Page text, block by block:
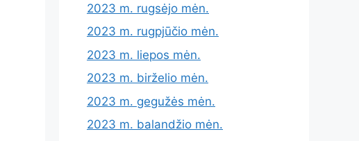
2023 m. rugsėjo mėn.
2023 m. rugpjūčio mėn.
2023 m. liepos mėn.
2023 m. birželio mėn.
2023 m. gegužės mėn.
2023 m. balandžio mėn.